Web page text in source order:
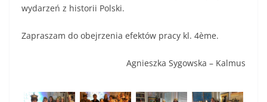
wydarzeń z historii Polski.
Zapraszam do obejrzenia efektów pracy kl. 4ème.
Agnieszka Sygowska – Kalmus